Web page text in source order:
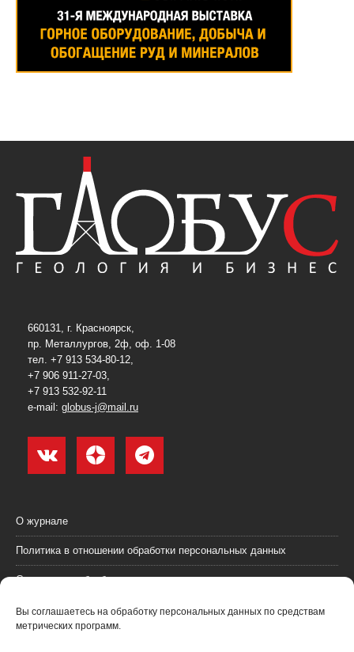
Вы соглашаетесь на обработку персональных данных по средствам
метрических программ.
660131, г. Красноярск,
пр. Металлургов, 2ф, оф. 1-08
тел. +7 913 534-80-12,
+7 906 911-27-03,
+7 913 532-92-11
e-mail: globus-j@mail.ru
О журнале
Политика в отношении обработки персональных данных
Согласие на обработку персональных данных
Пользовательское соглашение (оферта)